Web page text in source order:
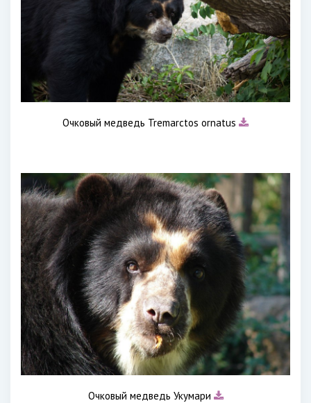
Очковый медведь Tremarctos ornatus
Очковый медведь Укумари